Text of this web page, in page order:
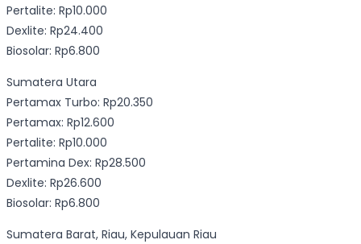
Pertalite: Rp10.000
Dexlite: Rp24.400
Biosolar: Rp6.800
Sumatera Utara
Pertamax Turbo: Rp20.350
Pertamax: Rp12.600
Pertalite: Rp10.000
Pertamina Dex: Rp28.500
Dexlite: Rp26.600
Biosolar: Rp6.800
Sumatera Barat, Riau, Kepulauan Riau